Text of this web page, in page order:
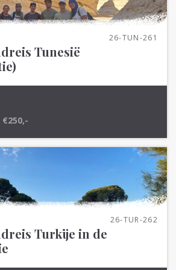
26-TUN-261
Tunesië
€250,-
26-TUR-262
Turkije in de